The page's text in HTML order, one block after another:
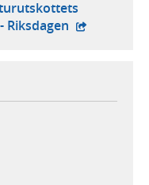
Riksdagen - extern
webbplats,
webbplats,